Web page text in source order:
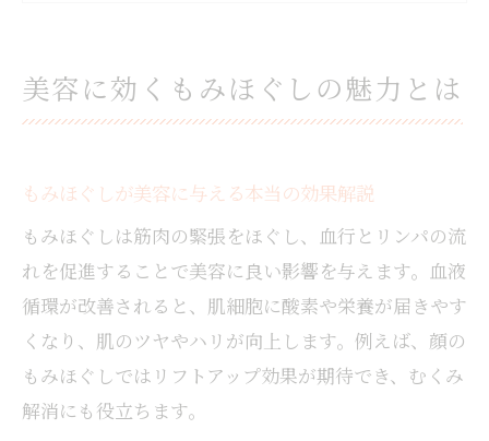
肌を輝かせるもみほぐし活用術
美肌のためのもみほぐし活用ポイント紹介
もみほぐしでターンオーバーを整えるコツ
実践したいもみほぐしで肌ツヤを上げる方
法
もみほぐしの効果を最大化するセルフケア
もみほぐしと整体の美容効果徹底比較
もみほぐしと整体の美容効果を詳しく比較
美容に効くもみほぐしの魅力とは
もみほぐしが美容に与える本当の効果解説
もみほぐしは筋肉の緊張をほぐし、血行とリンパの流
れを促進することで美容に良い影響を与えます。血液
循環が改善されると、肌細胞に酸素や栄養が届きやす
くなり、肌のツヤやハリが向上します。例えば、顔の
もみほぐしではリフトアップ効果が期待でき、むくみ
解消にも役立ちます。